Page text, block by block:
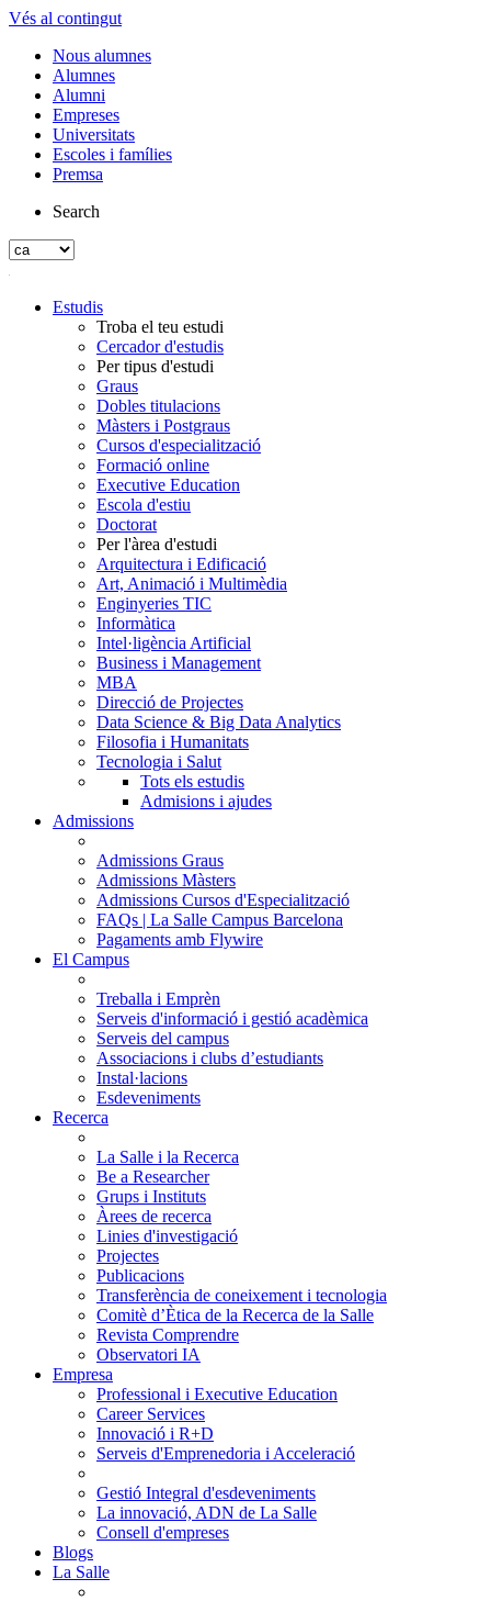
Vés al contingut
Nous alumnes
Alumnes
Alumni
Empreses
Universitats
Escoles i famílies
Premsa
Search
Estudis
Troba el teu estudi
Cercador d'estudis
Per tipus d'estudi
Graus
Dobles titulacions
Màsters i Postgraus
Cursos d'especialització
Formació online
Executive Education
Escola d'estiu
Doctorat
Per l'àrea d'estudi
Arquitectura i Edificació
Art, Animació i Multimèdia
Enginyeries TIC
Informàtica
Intel·ligència Artificial
Business i Management
MBA
Direcció de Projectes
Data Science & Big Data Analytics
Filosofia i Humanitats
Tecnologia i Salut
Tots els estudis
Admisions i ajudes
Admissions
Admissions Graus
Admissions Màsters
Admissions Cursos d'Especialització
FAQs | La Salle Campus Barcelona
Pagaments amb Flywire
El Campus
Treballa i Emprèn
Serveis d'informació i gestió acadèmica
Serveis del campus
Associacions i clubs d’estudiants
Instal·lacions
Esdeveniments
Recerca
La Salle i la Recerca
Be a Researcher
Grups i Instituts
Àrees de recerca
Linies d'investigació
Projectes
Publicacions
Transferència de coneixement i tecnologia
Comitè d’Ètica de la Recerca de la Salle
Revista Comprendre
Observatori IA
Empresa
Professional i Executive Education
Career Services
Innovació i R+D
Serveis d'Emprenedoria i Acceleració
Gestió Integral d'esdeveniments
La innovació, ADN de La Salle
Consell d'empreses
Blogs
La Salle